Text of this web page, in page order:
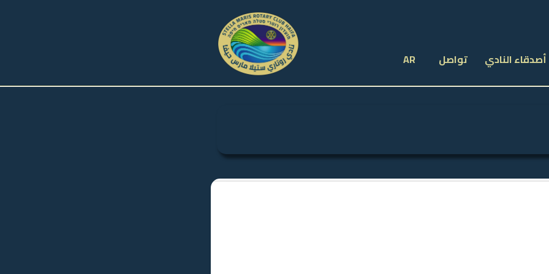
أصدقاء النادي تواصل AR